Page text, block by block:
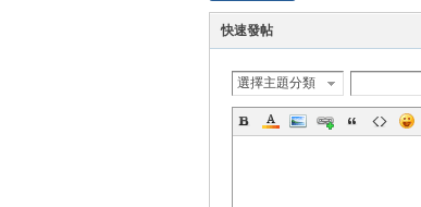
快速發帖
選擇主題分類